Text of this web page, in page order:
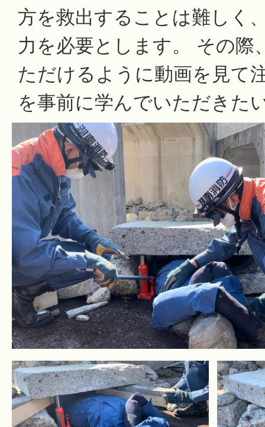
方を救出することは難しく
力を必要とします。 その際
ただけるように動画を見て
を事前に学んでいただきた